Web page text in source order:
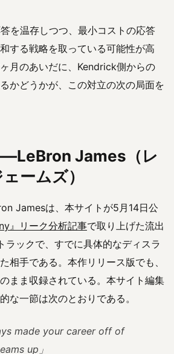
を温存しつつ、最小コストの応答
する戦略を取っている可能性が高
月のあいだに、Kendrick側からの
かどうかが、この対立の次の局面を
James（レ
ームズ）
Jamesは、本サイトが5月14日公
』リーク分析記事で取り上げた流出
ックで、すでに具体的なディスラ
相手である。本作リリース版でも、
まま収録されている。本サイト編集
な一節は次のとおりである。
made your career off of
up」